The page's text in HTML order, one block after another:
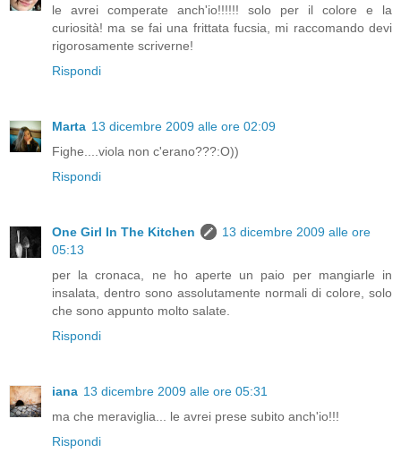
le avrei comperate anch'io!!!!!! solo per il colore e la
curiosità! ma se fai una frittata fucsia, mi raccomando devi
rigorosamente scriverne!
Rispondi
Marta 13 dicembre 2009 alle ore 02:09
Fighe....viola non c'erano???:O))
Rispondi
One Girl In The Kitchen
13 dicembre 2009 alle ore
05:13
per la cronaca, ne ho aperte un paio per mangiarle in
insalata, dentro sono assolutamente normali di colore, solo
che sono appunto molto salate.
Rispondi
iana 13 dicembre 2009 alle ore 05:31
ma che meraviglia... le avrei prese subito anch'io!!!
Rispondi